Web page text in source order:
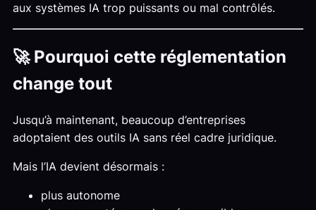
aux systèmes IA trop puissants ou mal contrôlés.
🚀 Pourquoi cette réglementation
change tout
Jusqu’à maintenant, beaucoup d’entreprises
adoptaient des outils IA sans réel cadre juridique.
Mais l’IA devient désormais :
plus autonome